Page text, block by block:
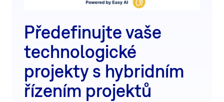
Předefinujte vaše
technologické
projekty s hybridním
řízením projektů